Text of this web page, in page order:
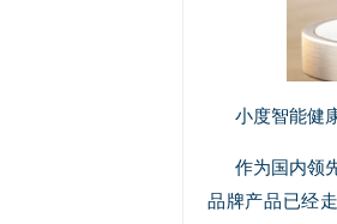
小度智能健
作为国内领
品牌产品已经